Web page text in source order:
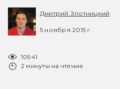
Дмитрий Злотницкий
5 ноября 2015 г.
10941
2 минуты на чтение